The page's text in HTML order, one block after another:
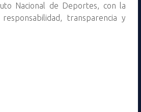
Nacional de Deportes, con la
transparencia y